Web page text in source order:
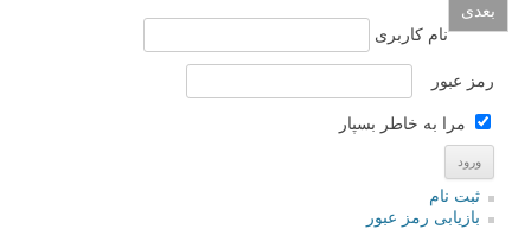
بعدی
نام کاربری
رمز عبور
مرا به خاطر بسپار
ثبت نام
بازیابی رمز عبور